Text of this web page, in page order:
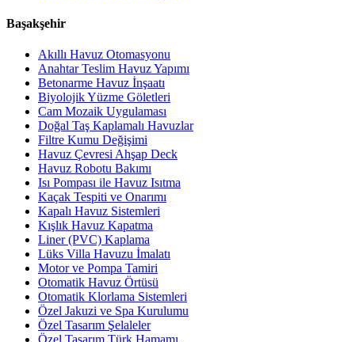
Başakşehir
Akıllı Havuz Otomasyonu
Anahtar Teslim Havuz Yapımı
Betonarme Havuz İnşaatı
Biyolojik Yüzme Göletleri
Cam Mozaik Uygulaması
Doğal Taş Kaplamalı Havuzlar
Filtre Kumu Değişimi
Havuz Çevresi Ahşap Deck
Havuz Robotu Bakımı
Isı Pompası ile Havuz Isıtma
Kaçak Tespiti ve Onarımı
Kapalı Havuz Sistemleri
Kışlık Havuz Kapatma
Liner (PVC) Kaplama
Lüks Villa Havuzu İmalatı
Motor ve Pompa Tamiri
Otomatik Havuz Örtüsü
Otomatik Klorlama Sistemleri
Özel Jakuzi ve Spa Kurulumu
Özel Tasarım Şelaleler
Özel Tasarım Türk Hamamı